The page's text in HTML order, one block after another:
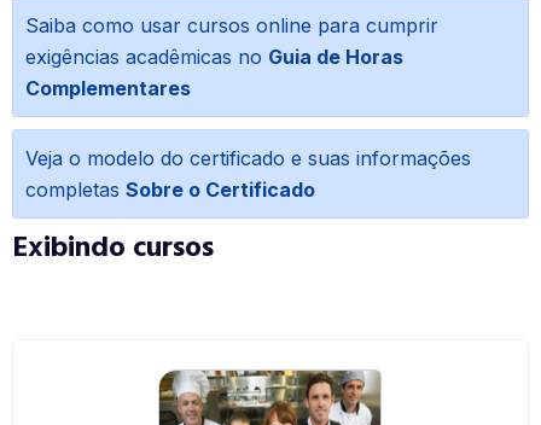
Saiba como usar cursos online para cumprir
exigências acadêmicas no Guia de Horas
Complementares
Veja o modelo do certificado e suas informações
completas Sobre o Certificado
Exibindo cursos